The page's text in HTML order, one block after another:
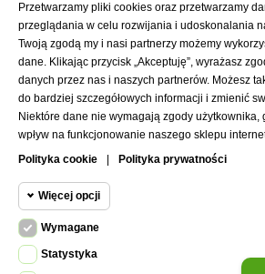
Twoje konto
Informacje o sklepie
Przetwarzamy pliki cookies oraz przetwarzamy
przeglądania w celu rozwijania i udoskonalania
Twoją zgodą my i nasi partnerzy możemy
dane. Klikając przycisk „Akceptuję”, wyrażasz
danych przez nas i naszych partnerów. Możesz
do bardziej szczegółowych informacji i zmienić
Niektóre dane nie wymagają zgody użytkownika,
wpływ na funkcjonowanie naszego sklepu
Polityka cookie
Polityka prywatności
Więcej opcji
Wymagane
Wymagane pliki
Wymagane
Statystyka
© 2021SKLEP AbrysAll Rights